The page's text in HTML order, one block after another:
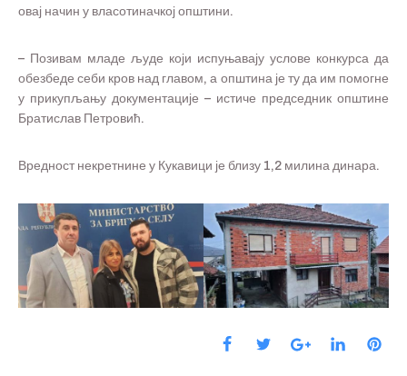
овај начин у власотиначкој општини.
– Позивам младе људе који испуњавају услове конкурса да
обезбеде себи кров над главом, а општина је ту да им помогне
у прикупљању документације – истиче председник општине
Братислав Петровић.
Вредност некретнине у Кукавици је близу 1,2 милина динара.